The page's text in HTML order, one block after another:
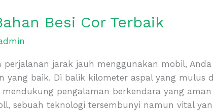
Besi Cor Terbaik
jarak jauh menggunakan mobil,
yang baik. Di balik kilometer aspal yang mulus
pengalaman berkendara yang
sebuah teknologi tersembunyi namun vital